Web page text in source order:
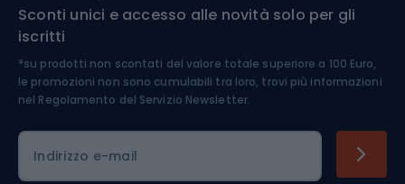
Medicina dello sport
Abbigliamento ciclistico
Sconti unici e accesso alle novità solo per gli
iscritti
*su prodotti non scontati del valore totale superiore a 100 Euro,
le promozioni non sono cumulabili tra loro, trovi più informazioni
nel Regolamento del Servizio Newsletter.
Indirizzo e-mail